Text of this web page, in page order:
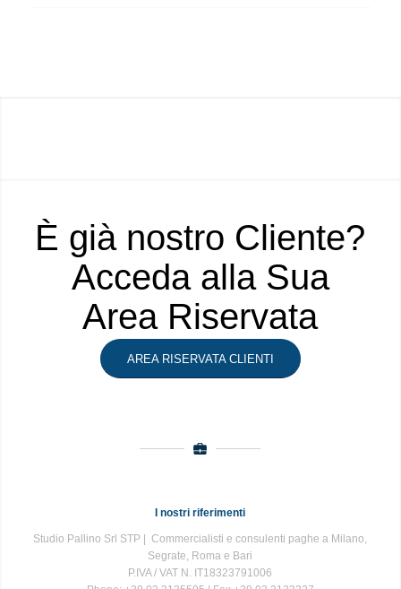
È già nostro Cliente?
Acceda alla Sua
Area Riservata
AREA RISERVATA CLIENTI
I nostri riferimenti
Studio Pallino Srl STP | Commercialisti e consulenti paghe a Milano,
Segrate, Roma e Bari
P.IVA / VAT N. IT18323791006